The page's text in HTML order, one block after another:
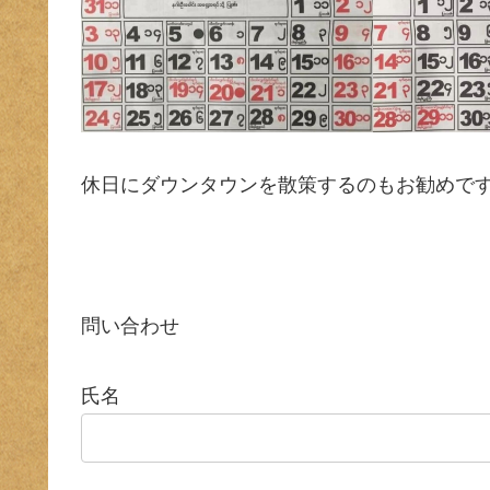
休日にダウンタウンを散策するのもお勧めで
問い合わせ
氏名